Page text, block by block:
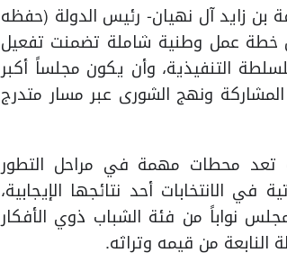
بن زايد آل نهيان- رئيس الدولة (حفظه
العيد الوطني الرابع والثلاثين في عام 2005 شكل خطة عمل وطنية شاملة تضمنت تفعيل
التنفيذية، وأن يكون مجلساً أكبر
ونهج الشورى عبر مسار متدرج
تعد محطات مهمة في مراحل التطور
الانتخابات أحد نتائجها الإيجابية،
نواباً من فئة الشباب ذوي الأفكار
من قيمه وتراثه.